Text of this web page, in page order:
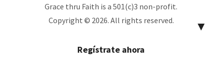
Grace thru Faith is a 501(c)3 non-profit.
Copyright © 2026. All rights reserved.
▼
Regístrate ahora